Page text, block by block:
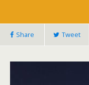
Share Tweet